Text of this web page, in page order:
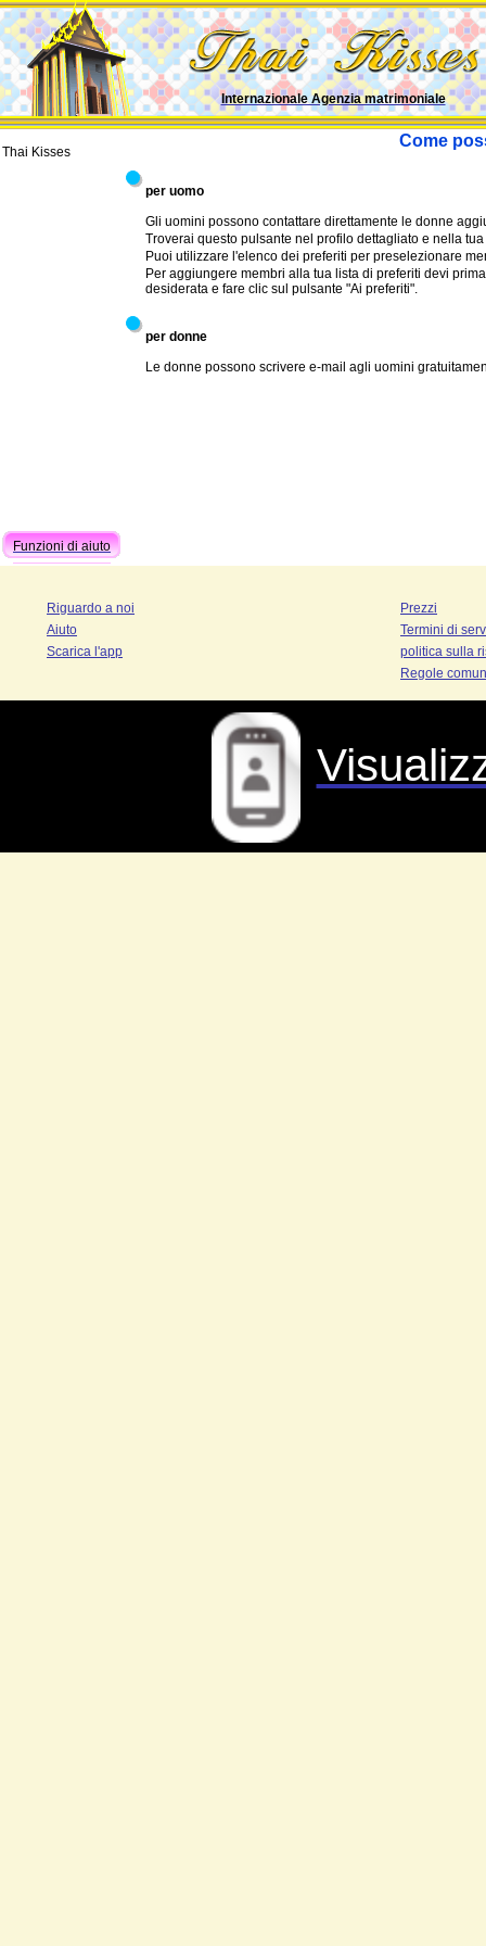
Internazionale Agenzia matrimoniale
Thai Kisses
Funzioni di aiuto
Come
per uomo
Gli uomini possono contattare direttamente le donne
Troverai questo pulsante nel profilo dettagliato e nella
Puoi utilizzare l'elenco dei preferiti per preselezionare
Per aggiungere membri alla tua lista di preferiti devi
desiderata e fare clic sul pulsante "Ai preferiti".
per donne
Le donne possono scrivere e-mail agli uomini
Riguardo a noi
Aiuto
Scarica l'app
Prezzi
Termini di
politica sulla
Regole